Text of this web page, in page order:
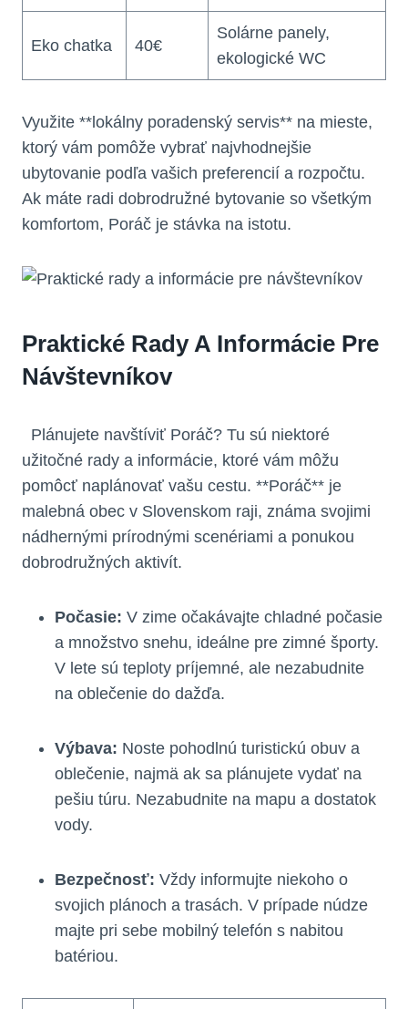
Eko chatka 40€
Solárne panely,
ekologické WC
Využite **lokálny poradenský servis** na mieste,
ktorý vám pomôže vybrať najvhodnejšie‌
ubytovanie podľa​ vašich preferencií a rozpočtu.
Ak máte radi dobrodružné bytovanie so všetkým
komfortom, Poráč je stávka na ​istotu.
Praktické Rady A Informácie Pre
Návštevníkov
⁤ ⁤ Plánujete navštíviť Poráč? Tu ‍sú niektoré
užitočné⁤ rady a informácie, ktoré vám môžu
pomôcť naplánovať vašu cestu. **Poráč** je
malebná obec v Slovenskom raji, známa svojimi
nádhernými prírodnými scenériami a ponukou
dobrodružných⁣ aktivít.
Počasie: ⁤V zime ‌očakávajte chladné⁣ počasie
a​ množstvo snehu, ideálne pre zimné športy.‌
V lete sú teploty‍ príjemné, ale nezabudnite
na oblečenie do dažďa.
Výbava: Noste pohodlnú turistickú obuv a
oblečenie, najmä ​ak sa plánujete vydať na
pešiu túru. Nezabudnite na mapu a dostatok
vody.
Bezpečnosť: Vždy informujte niekoho o⁢
svojich plánoch ⁤a trasách. V prípade núdze
majte ‌pri sebe mobilný telefón s​ nabitou
batériou.